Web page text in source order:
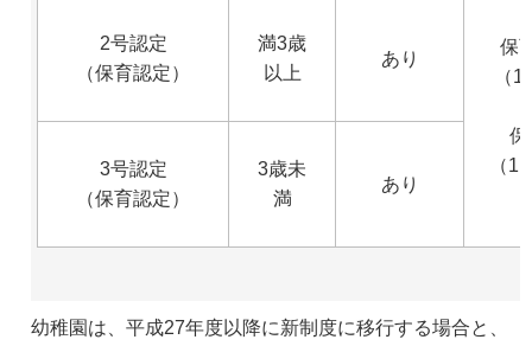
2号認定
（保育認定）
満3歳
以上
あり
保
（
保
（1
3号認定
（保育認定）
3歳未
満
あり
幼稚園は、平成27年度以降に新制度に移行する場合と、